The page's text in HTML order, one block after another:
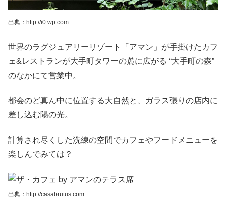
出典：http://i0.wp.com
世界のラグジュアリーリゾート「アマン」が手掛けたカフ
ェ&レストランが大手町タワーの麓に広がる “大手町の森”
のなかにて営業中。
都会のど真ん中に位置する大自然と、ガラス張りの店内に
差し込む陽の光。
計算され尽くした洗練の空間でカフェやフードメニューを
楽しんでみては？
出典：http://casabrutus.com